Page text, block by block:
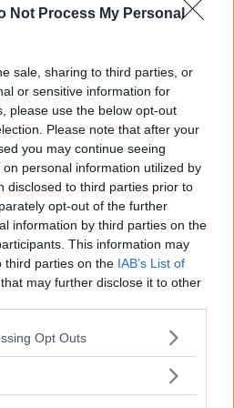
Not Process My Personal
sale, sharing to third parties, or
or sensitive information for
please use the below opt-out
Please note that after your
you may continue seeing
personal information utilized by
disclosed to third parties prior to
opt-out of the further
information by third parties on the
This information may
third parties on the IAB’s List of
that may further disclose it to other
app uses one or more Google
behaviour. You may click to
Opt Outs
är de största
år och har skrivit, […]
Publicerad 16:16, 5 augusti 2026
vuxen och barn
blev två personer som